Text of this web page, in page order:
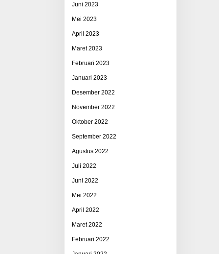
Juni 2023
Mei 2023
April 2023
Maret 2023
Februari 2023
Januari 2023
Desember 2022
November 2022
Oktober 2022
September 2022
Agustus 2022
Juli 2022
Juni 2022
Mei 2022
April 2022
Maret 2022
Februari 2022